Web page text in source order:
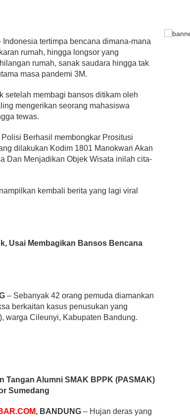
Indonesia tertimpa bencana dimana-mana
rumah, hingga longsor yang
rumah, sanak saudara hingga tak
masa pandemi 3M.
setelah membagi bansos ditikam oleh
mengerikan seorang mahasiswa
tewas.
Berhasil membongkar Prositusi
dilakukan Kodim 1801 Manokwari Akan
Dan Menjadikan Objek Wisata inilah cita-
kembali berita yang lagi viral
Usai Membagikan Bansos Bencana
– Sebanyak 42 orang pemuda diamankan
berkaitan kasus penusukan yang
warga Cileunyi, Kabupaten Bandung.
Tangan Alumni SMAK BPPK (PASMAK)
Sumedang
, BANDUNG– Hujan deras yang